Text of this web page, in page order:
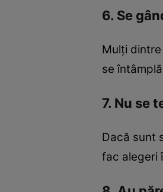
6. Se
Mulți
se
7. Nu se
Dacă sunt
fac alegeri